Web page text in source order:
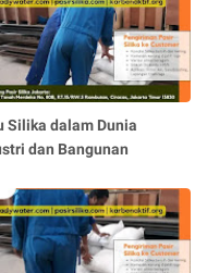
Silika dalam Dunia
dan Bangunan